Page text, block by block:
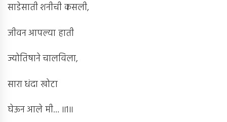
साडेसाती शनीची कसली,
जीवन आपल्या हाती
ज्योतिषाने चालविला,
सारा धंदा खोटा
घेऊन आले मी… ॥1॥